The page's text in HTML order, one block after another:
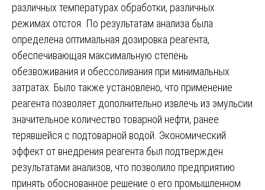
различных температурах обработки, различных
режимах отстоя. По результатам анализа была
определена оптимальная дозировка реагента,
обеспечивающая максимальную степень
обезвоживания и обессоливания при минимальных
затратах. Было также установлено, что применение
реагента позволяет дополнительно извлечь из эмульсии
значительное количество товарной нефти, ранее
терявшейся с подтоварной водой. Экономический
эффект от внедрения реагента был подтвержден
результатами анализов, что позволило предприятию
принять обоснованное решение о его промышленном